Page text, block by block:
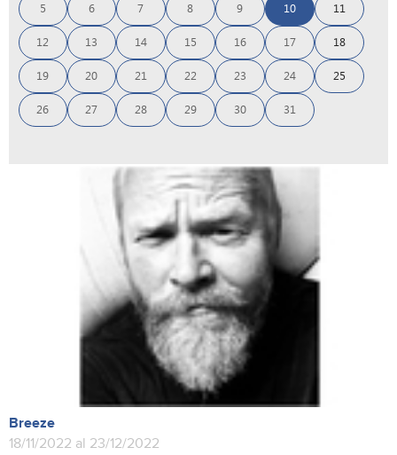
5 6 7 8 9 10 11
12 13 14 15 16 17 18
19 20 21 22 23 24 25
26 27 28 29 30 31
Breeze
18/11/2022 al 23/12/2022